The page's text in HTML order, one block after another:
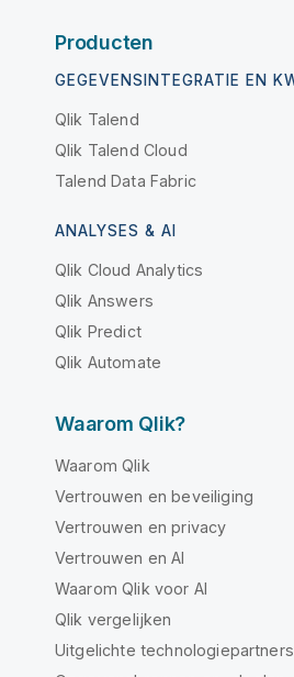
Producten
GEGEVENSINTEGRATIE EN
Qlik Talend
Qlik Talend Cloud
Talend Data Fabric
ANALYSES & AI
Qlik Cloud Analytics
Qlik Answers
Qlik Predict
Qlik Automate
Waarom Qlik?
Waarom Qlik
Vertrouwen en beveiliging
Vertrouwen en privacy
Vertrouwen en AI
Waarom Qlik voor AI
Qlik vergelijken
Uitgelichte technologiepartners